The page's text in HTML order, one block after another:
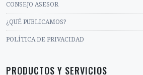
CONSEJO ASESOR
¿QUÉ PUBLICAMOS?
POLÍTICA DE PRIVACIDAD